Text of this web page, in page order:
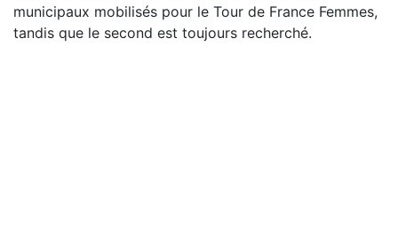
municipaux mobilisés pour le Tour de France Femmes,
tandis que le second est toujours recherché.